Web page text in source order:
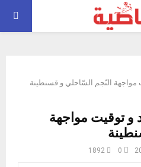
مواجهة النّجم السّاحلي و قسنطينة
و توقيت مواجهة
0
1892